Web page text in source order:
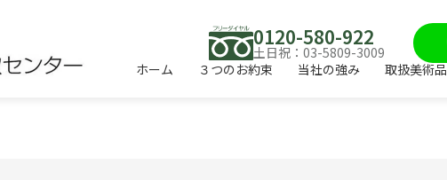
0120-580-922
土日祝：03-5809-3009
ホーム
３つのお約束 当社の強み 取扱美術品